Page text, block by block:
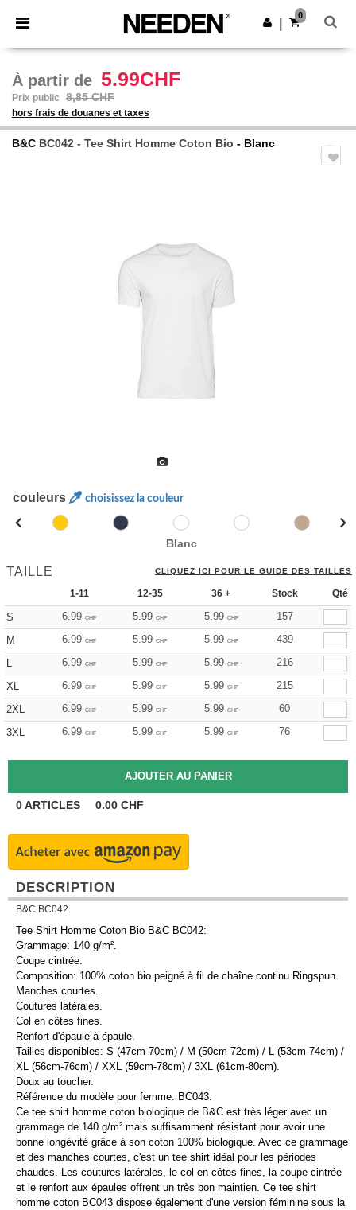
× Appli Needen
Meilleurs prix sur l’app !
Obtenir l'appli
0
À partir de 5.99CHF
Prix public 8,85 CHF
hors frais de douanes et taxes
B&C BC042 - Tee Shirt Homme Coton Bio - Blanc
couleurs choisissez la couleur
Blanc
TAILLE CLIQUEZ ICI POUR LE GUIDE DES TAILLES
1-11 12-35 36 + Stock Qté
S 6.99 CHF 5.99 CHF 5.99 CHF
157
M
6.99 CHF 5.99 CHF 5.99 CHF
439
L
6.99 CHF 5.99 CHF 5.99 CHF
216
XL
6.99 CHF 5.99 CHF 5.99 CHF
215
2XL
6.99 CHF 5.99 CHF 5.99 CHF
60
3XL
6.99 CHF 5.99 CHF 5.99 CHF 76
0ARTICLES 0.00 CHF
DESCRIPTION
B&C BC042
Tee Shirt Homme Coton Bio B&C BC042:
Grammage: 140 g/m².
Coupe cintrée.
Composition: 100% coton bio peigné à fil de chaîne continu Ringspun.
Manches courtes.
Coutures latérales.
Col en côtes fines.
Renfort d'épaule à épaule.
Tailles disponibles: S (47cm-70cm) / M (50cm-72cm) / L (53cm-74cm) /
XL (56cm-76cm) / XXL (59cm-78cm) / 3XL (61cm-80cm).
Doux au toucher.
Référence du modèle pour femme: BC043.
Ce tee shirt homme coton biologique de B&C est très léger avec un
grammage de 140 g/m² mais suffisamment résistant pour avoir une
bonne longévité grâce à son coton 100% biologique. Avec ce grammage
et des manches courtes, c'est un tee shirt idéal pour les périodes
chaudes. Les coutures latérales, le col en côtes fines, la coupe cintrée
et le renfort aux épaules offrent un très bon maintien. Ce tee shirt
homme coton BC043 dispose également d'une version féminine sous la